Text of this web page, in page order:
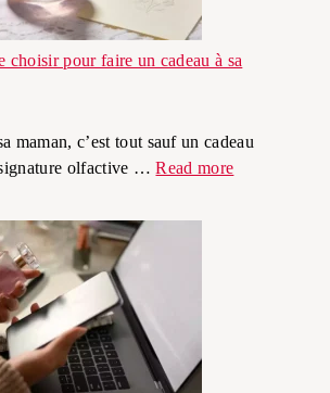
choisir pour faire un cadeau à sa
maman, c’est tout sauf un cadeau
signature olfactive …Read more